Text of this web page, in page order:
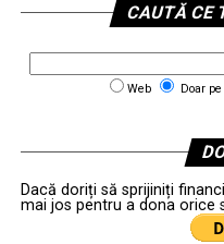
CAUTĂ CE
Web Doar
Dacă doriți să sprijiniți
mai jos pentru a dona orice